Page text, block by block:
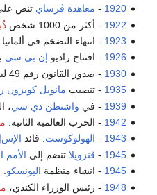
1920
- معاهدة ڤرساي تنص
1922 - أكثر من 1000 شخص
1923 - انتهاء التضخم في
1926 - افتتاح راديو إن بي سي
1930 - صدور القانون رقم 49 لسنة 1930 بشأن إصلاح
1935 - تنصيب مانويل كويزون
1939 - في واشنطن دي سي،
1942 - الحرب العالمية الثانية:
1943
- الهولوكوست: قائد
1945
- ڤنزويلا تنضم إلى الأمم
1945 - انشاء منظمة اليونسكو
1948 - رئيس الوزراء الكندي،